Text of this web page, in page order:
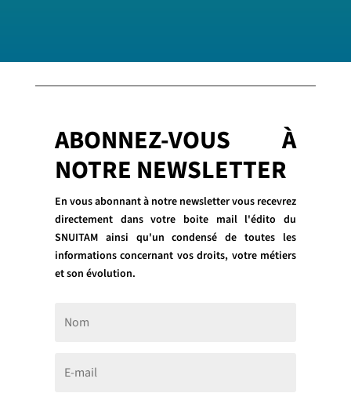
ABONNEZ-VOUS À
NOTRE NEWSLETTER
En vous abonnant à notre newsletter vous recevrez
directement dans votre boite mail l'édito du
SNUITAM ainsi qu'un condensé de toutes les
informations concernant vos droits, votre métiers
et son évolution.